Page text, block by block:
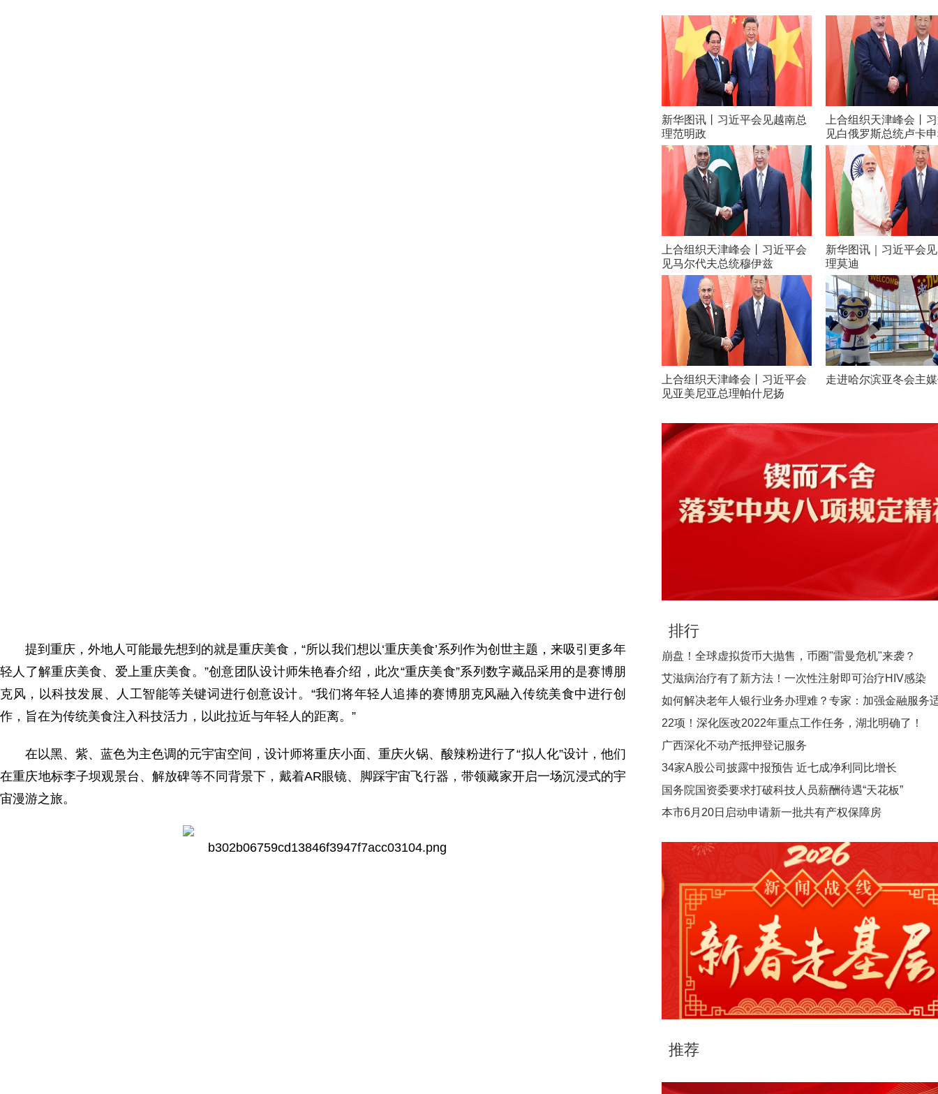
提到重庆，外地人可能最先想到的就是重庆美食，“所以我们想以‘重庆美食’系列作为创世主题，来吸引更多年
轻人了解重庆美食、爱上重庆美食。”创意团队设计师朱艳春介绍，此次“重庆美食”系列数字藏品采用的是赛博朋
克风，以科技发展、人工智能等关键词进行创意设计。“我们将年轻人追捧的赛博朋克风融入传统美食中进行创
作，旨在为传统美食注入科技活力，以此拉近与年轻人的距离。”
在以黑、紫、蓝色为主色调的元宇宙空间，设计师将重庆小面、重庆火锅、酸辣粉进行了“拟人化”设计，他们
在重庆地标李子坝观景台、解放碑等不同背景下，戴着AR眼镜、脚踩宇宙飞行器，带领藏家开启一场沉浸式的宇
宙漫游之旅。
新华图讯丨习近平会见越南总
理范明政
上合组织天津峰会丨
见白俄罗斯总统卢卡
上合组织天津峰会丨习近平会
见马尔代夫总统穆伊兹
新华图讯｜习近平会
理莫迪
上合组织天津峰会丨习近平会
见亚美尼亚总理帕什尼扬
走进哈尔滨亚冬会主
排行
崩盘！全球虚拟货币大抛售，币圈"雷曼危机"来袭？
艾滋病治疗有了新方法！一次性注射即可治疗HIV感染
如何解决老年人银行业务办理难？专家：加强金融服务
造
22项！深化医改2022年重点工作任务，湖北明确了！
广西深化不动产抵押登记服务
34家A股公司披露中报预告 近七成净利同比增长
国务院国资委要求打破科技人员薪酬待遇“天花板”
本市6月20日启动申请新一批共有产权保障房
推荐